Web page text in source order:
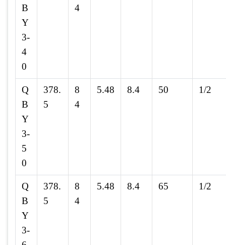
B
Y
3-
4
0
4
Q
B
Y
3-
5
0
378.
5
8
4
5.48 8.4 50 1/2
Q
B
Y
3-
378.
5
8
4
5.48 8.4 65 1/2